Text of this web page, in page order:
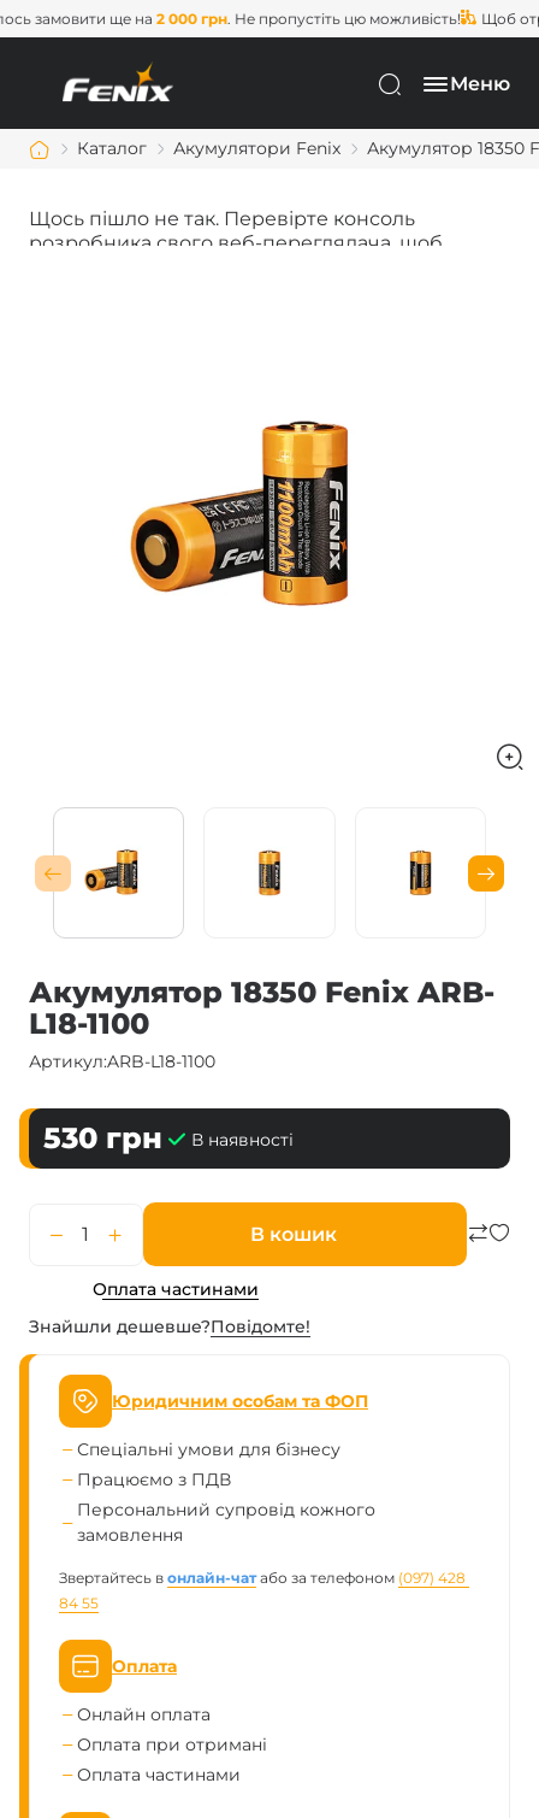
замовити ще на 2 000 грн. Не пропустіть цю можливість! Щоб
Меню
Каталог Акумулятори Fenix Акумулятор 18350
Щось пішло не так. Перевірте консоль
розробника свого веб-переглядача, щоб
Акумулятор 18350 Fenix ARB-
L18-1100
Артикул:ARB-L18-1100
530 грн В наявності
В кошик
Оплата частинами
Знайшли дешевше?Повiдомте!
Юридичним особам та ФОП
Спеціальні умови для бізнесу
Працюємо з ПДВ
Персональний супровід кожного
замовлення
Звертайтесь в онлайн-чат або за телефоном (097) 428
84 55
Оплата
Онлайн оплата
Оплата при отримані
Оплата частинами